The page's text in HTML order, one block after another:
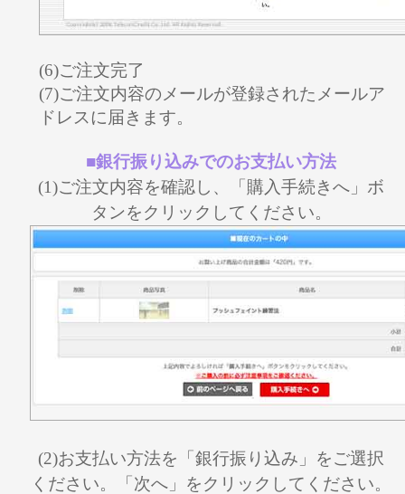
(6)ご注文完了
(7)ご注文内容のメールが登録されたメールア
ドレスに届きます。
■銀行振り込みでのお支払い方法
(1)ご注文内容を確認し、「購入手続きへ」ボ
タンをクリックしてください。
(2)お支払い方法を「銀行振り込み」をご選択
ください。「次へ」をクリックしてください。